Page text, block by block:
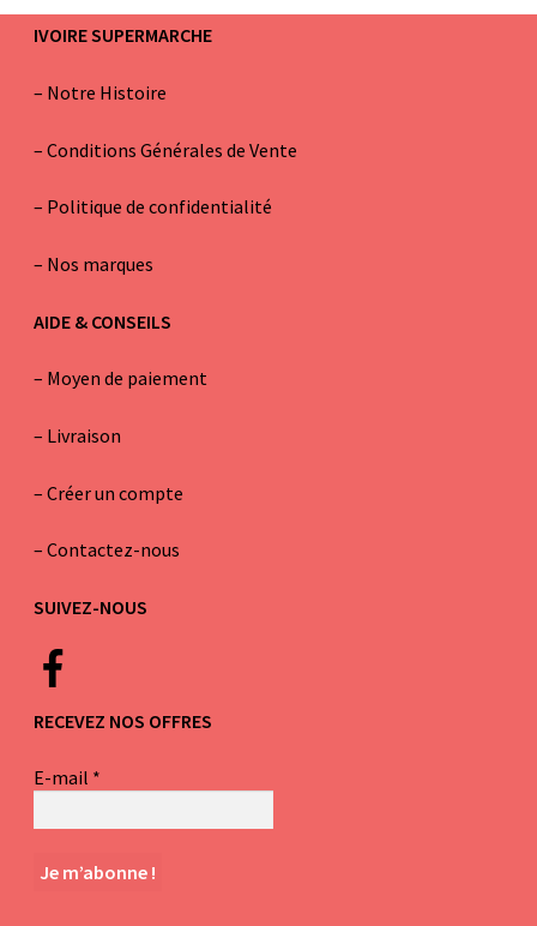
IVOIRE SUPERMARCHE
– Notre Histoire
– Conditions Générales de Vente
– Politique de confidentialité
– Nos marques
AIDE & CONSEILS
– Moyen de paiement
– Livraison
– Créer un compte
– Contactez-nous
SUIVEZ-NOUS
RECEVEZ NOS OFFRES
E-mail *